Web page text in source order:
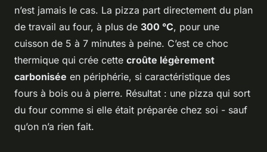
n’est jamais le cas. La pizza part directement du plan
de travail au four, à plus de 300 °C, pour une
cuisson de 5 à 7 minutes à peine. C’est ce choc
thermique qui crée cette croûte légèrement
carbonisée en périphérie, si caractéristique des
fours à bois ou à pierre. Résultat : une pizza qui sort
du four comme si elle était préparée chez soi - sauf
qu’on n’a rien fait.